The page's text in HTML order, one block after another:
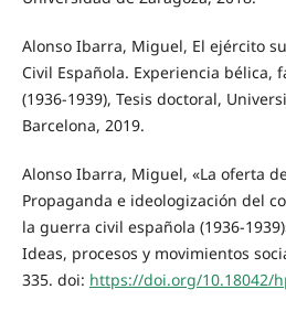
Alonso Ibarra, Miguel, El ejército
Civil Española. Experiencia bélica,
(1936-1939), Tesis doctoral,
Barcelona, 2019.
Alonso Ibarra, Miguel, «La oferta
Propaganda e ideologización del
la guerra civil española (1936-
Ideas, procesos y movimientos
335. doi: https://doi.org/10.18042/